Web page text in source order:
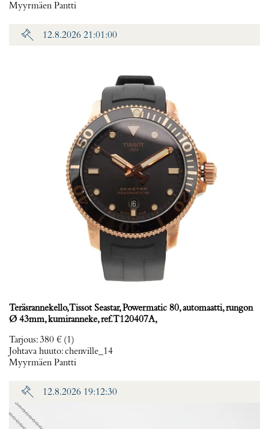
Myyrmäen Pantti
12.8.2026 21:01:00
Teräsrannekello, Tissot Seastar, Powermatic 80, automaatti, rungon
Ø 43mm, kumiranneke, ref. T120407A,
Tarjous:380 € (1)
Johtava huuto:chenville_14
Myyrmäen Pantti
12.8.2026 19:12:30